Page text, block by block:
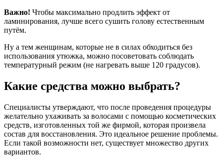
Важно! Чтобы максимально продлить эффект от
ламинирования, лучше всего сушить голову естественным
путём.
Ну а тем женщинам, которые не в силах обходиться без
использования утюжка, можно посоветовать соблюдать
температурный режим (не нагревать выше 120 градусов).
Какие средства можно выбрать?
Специалисты утверждают, что после проведения процедуры
желательно ухаживать за волосами с помощью косметических
средств, изготовленных той же фирмой, которая произвела
состав для восстановления. Это идеальное решение проблемы.
Если такой возможности нет, существует множество других
вариантов.